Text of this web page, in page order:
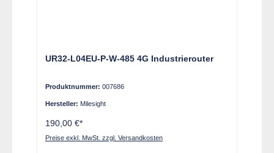
UR32-L04EU-P-W-485 4G Industrierouter
Produktnummer: 007686
Hersteller: Milesight
190,00 €*
Preise exkl. MwSt. zzgl. Versandkosten